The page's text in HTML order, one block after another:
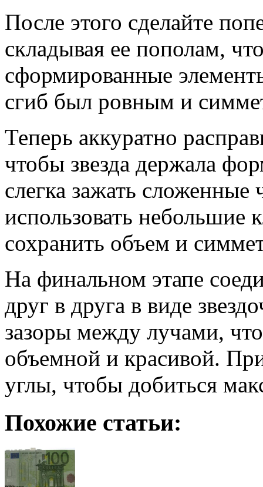
После этого сделайте
складывая ее пополам,
сформированные
сгиб был ровным и
Теперь аккуратно
чтобы звезда держала
слегка зажать
использовать небольшие
сохранить объем и
На финальном этапе
друг в друга в виде
зазоры между лучами,
объемной и красивой.
углы, чтобы добиться
Похожие статьи: